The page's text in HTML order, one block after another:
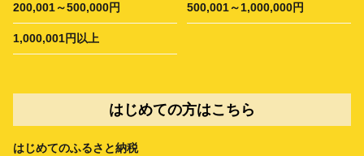
200,001～500,000円 500,001～1,000,000円
1,000,001円以上
はじめての方はこちら
はじめてのふるさと納税